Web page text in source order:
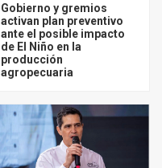
Gobierno y gremios
activan plan preventivo
ante el posible impacto
de El Niño en la
producción
agropecuaria